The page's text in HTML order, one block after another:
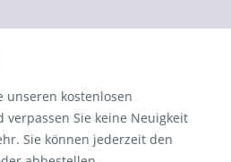
unseren kostenlosen
verpassen Sie keine Neuigkeit
Sie können jederzeit den